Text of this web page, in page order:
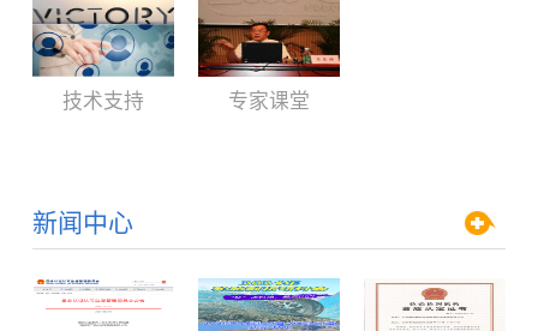
技术支持 专家课堂
新闻中心